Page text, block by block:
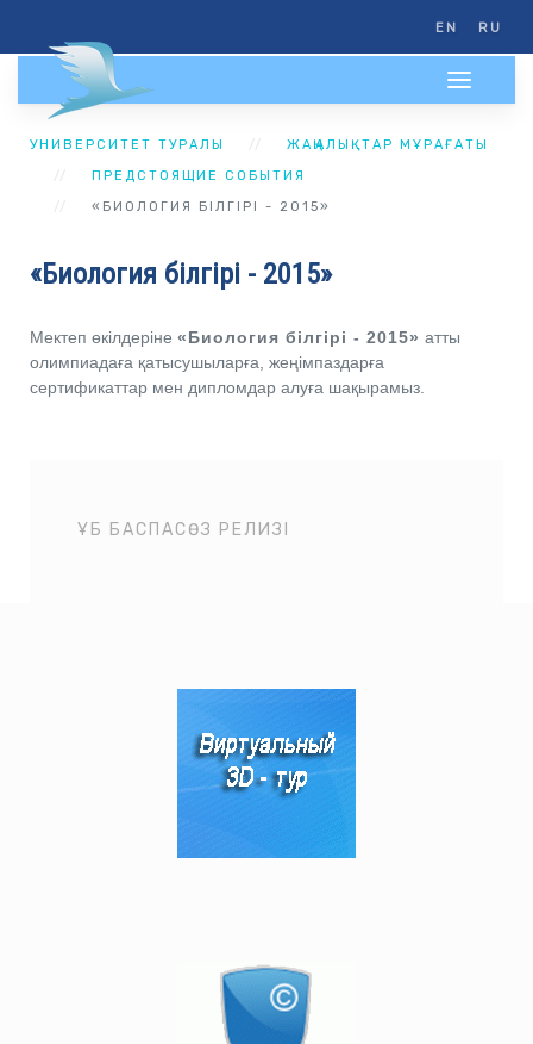
EN RU
УНИВЕРСИТЕТ ТУРАЛЫ
ЖАҢАЛЫҚТАР МҰРАҒАТЫ
ПРЕДСТОЯЩИЕ СОБЫТИЯ
«БИОЛОГИЯ БІЛГІРІ - 2015»
«Биология білгірі - 2015»
Мектеп өкілдеріне «Биология білгірі - 2015» атты
олимпиадаға қатысушыларға, жеңімпаздарға
сертификаттар мен дипломдар алуға шақырамыз.
ҰБ БАСПАСӨЗ РЕЛИЗІ